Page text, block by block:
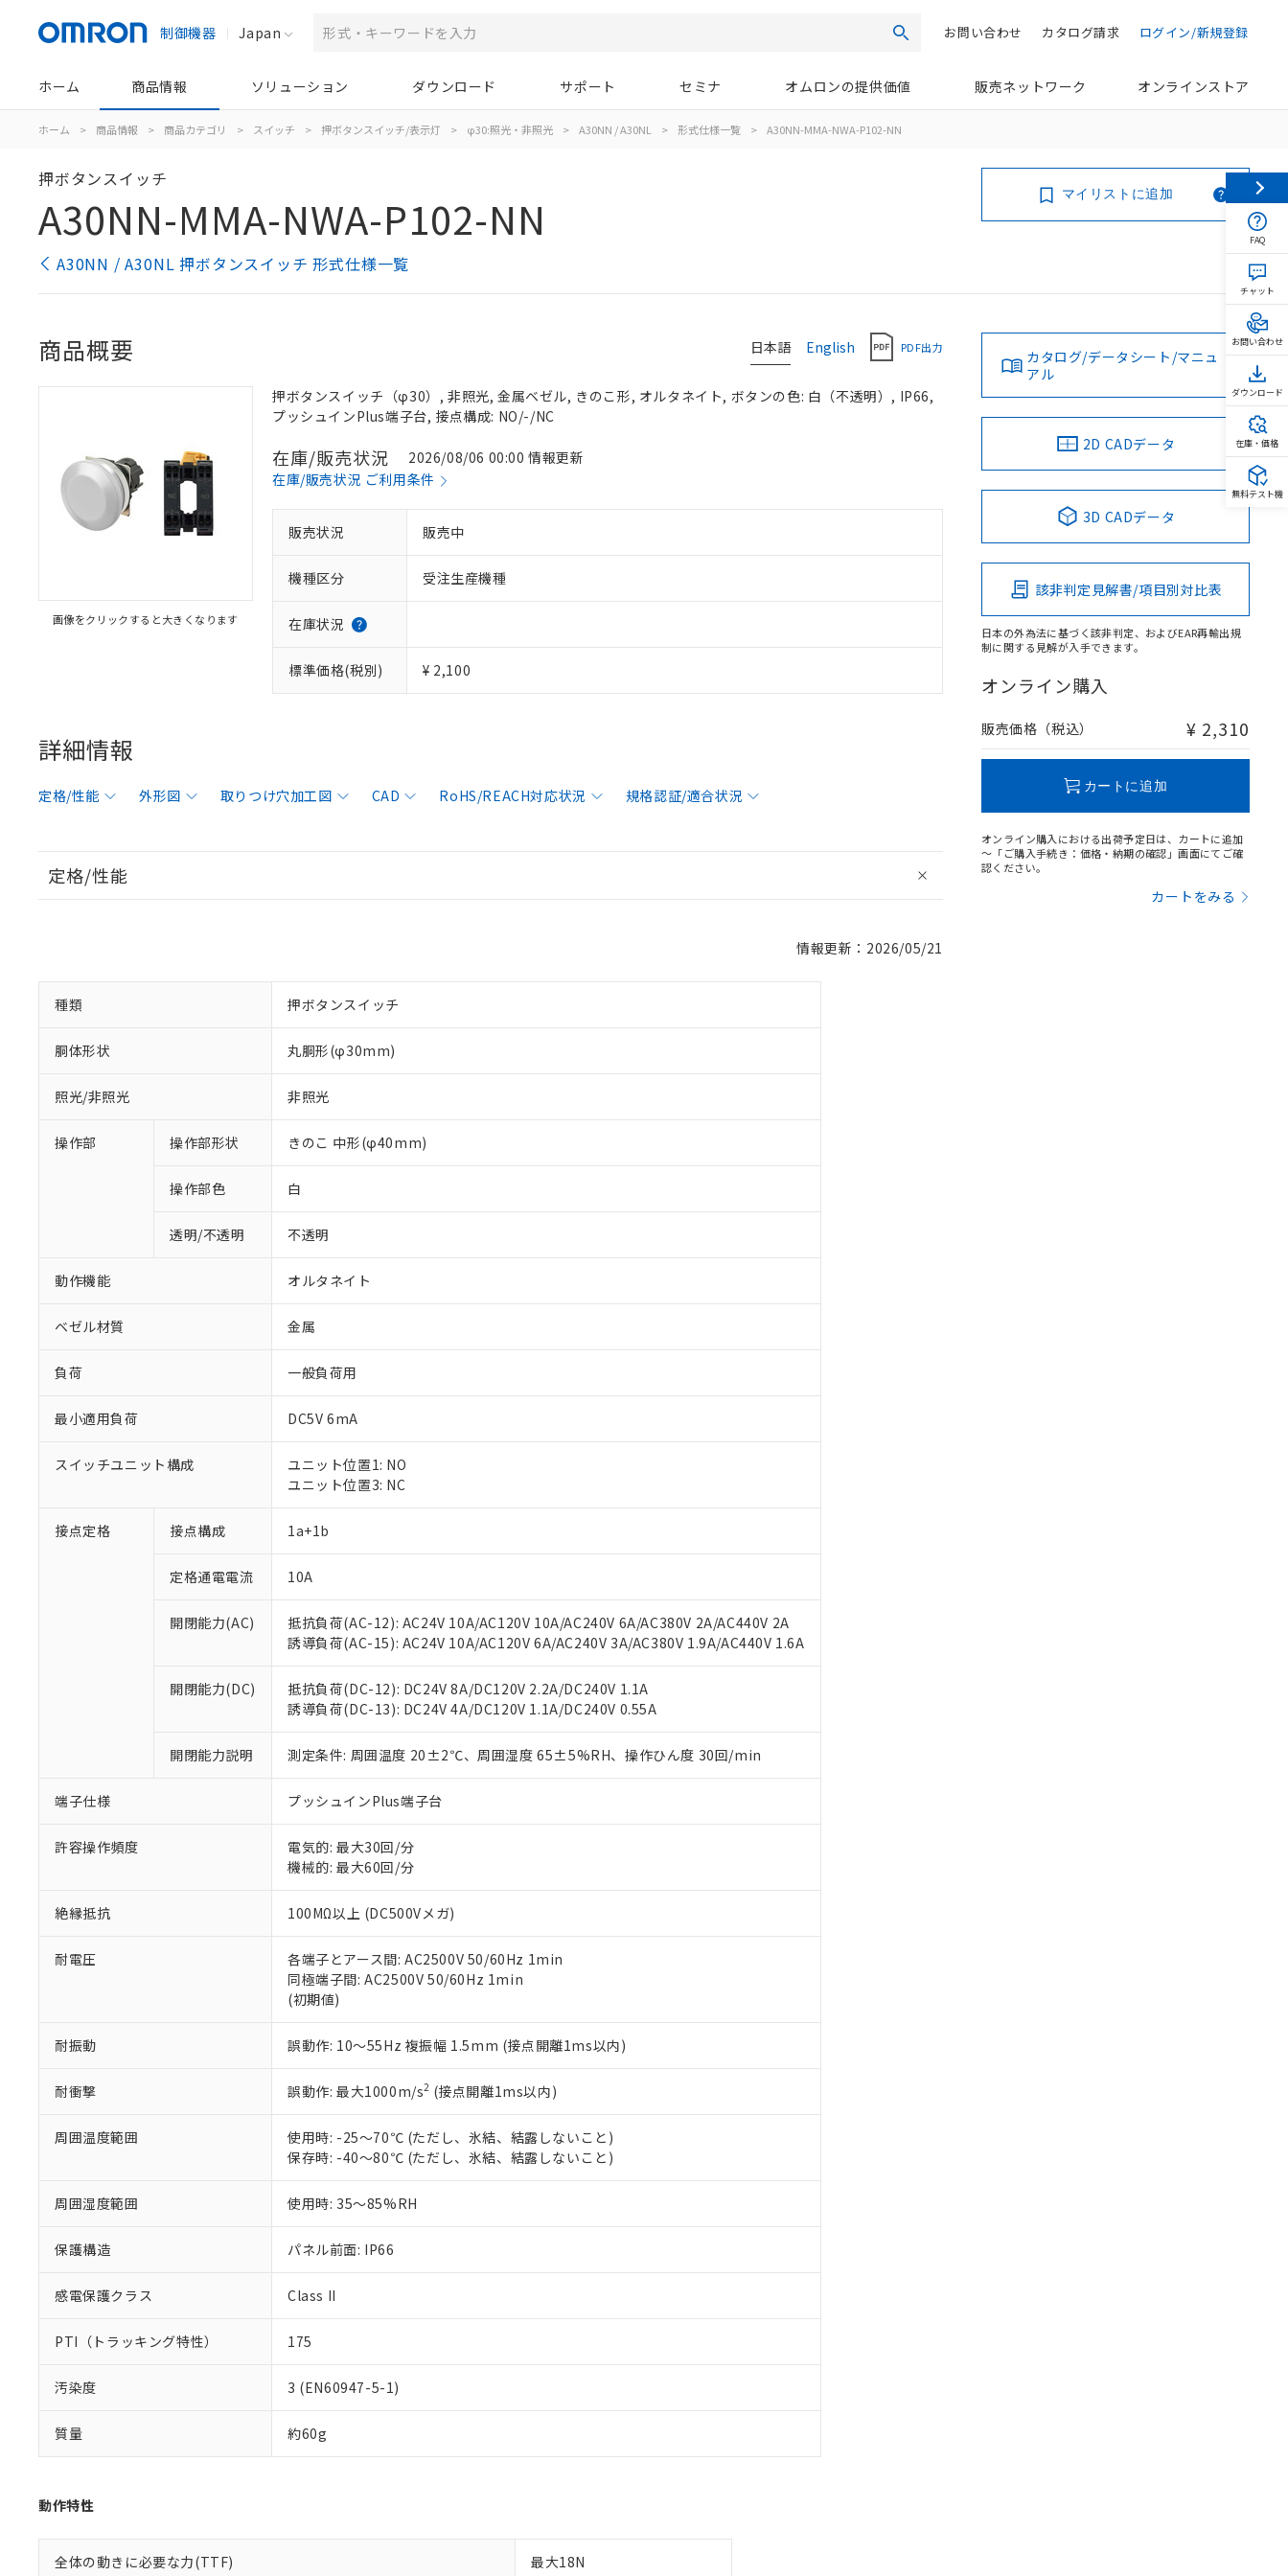
制御機器 Japan 検索 ログイン/新規登録
カタログ請求
お問い合わせ
ホーム 商品情報 ソリューション ダウンロード サポート セミナ オムロンの提供価値 販売ネットワーク オンラインストア
ホーム > 商品情報 > 商品カテゴリ > スイッチ > 押ボタンスイッチ/表示灯 > φ30:照光・非照光 > A30NN / A30NL > 形式仕様一覧 > A30NN-MMA-NWA-P102-NN
押ボタンスイッチ
A30NN-MMA-NWA-P102-NN
A30NN / A30NL 押ボタンスイッチ 形式仕様一覧
マイリストに追加
日本語 English PDF出力
商品概要
画像をクリックすると大きくなります
押ボタンスイッチ（φ30）, 非照光, 金属ベゼル, きのこ形, オルタネイト, ボタンの色: 白（不透明）, IP66,
プッシュインPlus端子台, 接点構成: NO/-/NC
在庫/販売状況
2026/08/06 00:00 情報更新
在庫/販売状況 ご利用条件
販売状況 販売中
機種区分 受注生産機種
在庫状況
標準価格(税別) ¥ 2,100
詳細情報
定格/性能 外形図 取りつけ穴加工図 CAD RoHS/REACH対応状況 規格認証/適合状況
定格/性能
情報更新：2026/05/21
種類 押ボタンスイッチ
胴体形状 丸胴形(φ30mm)
照光/非照光 非照光
操作部 操作部形状 きのこ 中形(φ40mm)
操作部色 白
透明/不透明 不透明
動作機能 オルタネイト
ベゼル材質 金属
負荷 一般負荷用
最小適用負荷 DC5V 6mA
スイッチユニット構成
ユニット位置1: NO
ユニット位置3: NC
接点定格 接点構成 1a+1b
定格通電電流 10A
開閉能力(AC)
抵抗負荷(AC-12): AC24V 10A/AC120V 10A/AC240V 6A/AC380V 2A/AC440V 2A
誘導負荷(AC-15): AC24V 10A/AC120V 6A/AC240V 3A/AC380V 1.9A/AC440V 1.6A
開閉能力(DC)
抵抗負荷(DC-12): DC24V 8A/DC120V 2.2A/DC240V 1.1A
誘導負荷(DC-13): DC24V 4A/DC120V 1.1A/DC240V 0.55A
開閉能力説明 測定条件: 周囲温度 20±2℃、周囲湿度 65±5%RH、操作ひん度 30回/min
端子仕様 プッシュインPlus端子台
許容操作頻度
電気的: 最大30回/分
機械的: 最大60回/分
絶縁抵抗 100MΩ以上 (DC500Vメガ)
耐電圧
各端子とアース間: AC2500V 50/60Hz 1min
同極端子間: AC2500V 50/60Hz 1min
(初期値)
耐振動 誤動作: 10～55Hz 複振幅 1.5mm (接点開離1ms以内)
耐衝撃 誤動作: 最大1000m/s2 (接点開離1ms以内)
周囲温度範囲
使用時: -25～70℃ (ただし、氷結、結露しないこと)
保存時: -40～80℃ (ただし、氷結、結露しないこと)
周囲湿度範囲 使用時: 35～85%RH
保護構造 パネル前面: IP66
感電保護クラス Class II
PTI（トラッキング特性） 175
汚染度 3 (EN60947-5-1)
質量 約60g
動作特性
全体の動きに必要な力(TTF) 最大18N
カタログ/データシート/マニュ
アル
2D CADデータ
3D CADデータ
該非判定見解書/項目別対比表
日本の外為法に基づく該非判定、およびEAR再輸出規
制に関する見解が入手できます。
オンライン購入
販売価格（税込） ¥ 2,310
カートに追加
オンライン購入における出荷予定日は、カートに追加
～「ご購入手続き：価格・納期の確認」画面にてご確
認ください。
カートをみる
ご利用条件
以下の条件をお読みいただき、同意のうえご利用ください。
本サービスは、当社制御機器事業取扱商品の当社在庫状況および標準価格(税抜)を提供させていただ
くものです。
当社制御機器事業取扱商品の中には、本サービスの対象外となる商品もあることをご了承ください。
在庫状況および標準価格照会結果は、記載している更新日時点での社内データに基づき作成されるも
い。
正式な納期状況および標準価格はお客様のお取引先、またはお客様担当のオムロン制御機器販売店・
当社販売員にご相談ください。
在庫状況および標準価格結果を当社の事前の承諾なく第三者に漏洩または開示しないようお願いしま
す。
マイパーツ機能（部品リスト作成サービス）をご利用いただくには、I-Webメンバーズにご登録され
ている必要があります。
が、当社の製品・サービスに関するお客様との取引・商談に必要な範囲で利用することをご了承くだ
さい。
※当社の共同利用者とは、
"個人情報の共同利用に関して"
いる法人を指します。
※1 対応状況
対応予定：EU RoHS指令（10物質）の非含有に対応した製品に切り替える予定のある商品です。
対応予定なし：EU RoHS指令（10物質）の非含有に非対応の商品で、対応品を出す予定はありません。
調査・確認中：EU RoHS指令（10物質）の非含有の対応状況を調査中または確認中の商品です。
非該当品：ライセンス料など無形物で、有害物質有無と関係のない商品です。
があります。
*EU RoHS指令（10物質）：
鉛(Pb) 1000ppm以下、 水銀(Hg) 1000ppm以下、 カドミウム(Cd) 100ppm以下、
六価クロム(Cr(Ⅵ)) 1000ppm以下、ポリ臭化ビフェニル類(PBB) 1000ppm以下、ポリ臭化ジフェニルエーテル類(PBDE) 1000ppm以下、
フタル酸ビス(2-エチルヘキシル) (DEHP)(別名：DOP) 1000ppm以下、フタル酸ブチルベンジル（BBP） 1000ppm以下、フタル酸ジブチ
ル（DBP） 1000ppm以下、フタル酸ジイソブチル (DIBP) 1000ppm以下
但し、RoHS指令で産業用監視および制御機器に対する適用除外項目は除く。
フタル酸エステル類の４物質については閾値を超える意図的な使用がないことを確認しています。
※2 対応予定月
部品在庫の切り替え状況などにより、予定月が前後することがあります。
※3 非含有証明書ダウンロード
下記の非含有証明書をダウンロードすることができます。
EU RoHS指令（10物質）の非含有証明書
51物質の非含有証明書（当社基準）
また、RoHS指令のフタル酸エステル類４物質の対応では、対応完了までの期間は出荷製品に未対応品が
混在することから備考欄に対応日を記載しておりました。
既に当社にて対応品への在庫切替を完了していることから、特段のことがない限り、2022年1月12日よ
り割愛しております。
※1 中国RoHS○×表
「○」：最大均質材料含有率が中国RoHSの基準値以下であることを示します。
「×」：最大均質材料含有率が中国RoHSの基準値を超えていることを示します。
「－」：未確認です。当社販売部門へお問い合わせください。
Pb(鉛) :1000ppm、 Hg(水銀) : 1000ppm、 Cd(カドミウム) : 100ppm、
DEHP(フタル酸ビス(2-エチルヘキシル)) : 1000ppm
※2 環境保護使用期限
「10」：通常の使用状況下において有害物質が外部に漏えいし、環境に深刻な影響を及ぼさない年数を意
味します。
「－」：未確認です。当社販売部門へお問い合わせください。
う）を輸出または国外への提供する場合は、日本国政府の輸出許可(または役務取引許可)を取得する
などの必要な手続きをとります。
当社は規制貨物を破棄する場合は、完全に破砕するなど、違法に輸出されないよう必要な手段を講じ
ます。
当社は貴社製品を、核兵器、ミサイル、化学兵器、生物兵器またはその他武器並びにこれらの製造装
置等に一切使用いたしません。
当社は、貴社製品を第三者に販売する場合は、上記1、2および3の内容を当該第三者に通知します。
たしません。
合意する キャンセル
記
説明
△ 一定数には満たないが在庫あり
－
在庫なし(最新の在庫状況については、お客様のお取引先、またはお客様担当のオムロン制御
空
白
受注生産機種、また在庫状況の情報を公開していない機種
FAQ
チャット
お問い合わせ
ダウンロード
在庫・価格
無料テスト機